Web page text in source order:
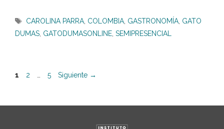
Etiquetas
CAROLINA PARRA COLOMBIA GASTRONOMÍA GATO
DUMAS GATODUMASONLINE SEMIPRESENCIAL
Página
1 Página
2 Página
5 Siguiente →